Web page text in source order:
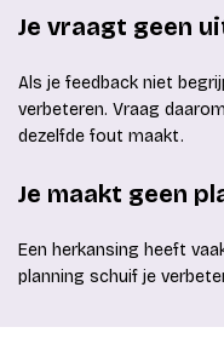
Je vraagt geen
Als je feedback niet
verbeteren. Vraag
dezelfde fout maakt.
Je maakt geen
Een herkansing heeft
planning schuif je